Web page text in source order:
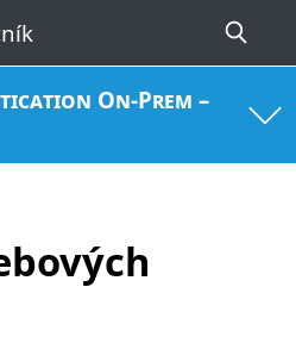
On-Prem –